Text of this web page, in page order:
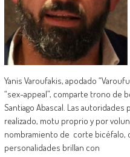
Yanis Varoufakis, apodado
“sex-appeal”, comparte trono de
Santiago Abascal. Las
realizado, motu proprio y por
nombramiento de corte bicéfalo,
personalidades brillan con